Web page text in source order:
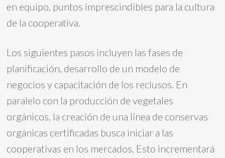
en equipo, puntos imprescindibles para la cultura
de la cooperativa.
Los siguientes pasos incluyen las fases de
planificación, desarrollo de un modelo de
negocios y capacitación de los reclusos. En
paralelo con la producción de vegetales
orgánicos, la creación de una línea de conservas
orgánicas certificadas busca iniciar a las
cooperativas en los mercados. Esto incrementará